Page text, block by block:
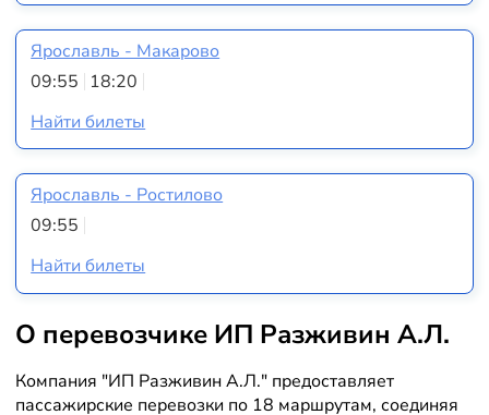
Ярославль - Макарово
09:55 18:20
Найти билеты
Ярославль - Ростилово
09:55
Найти билеты
О перевозчике ИП Разживин А.Л.
Компания "ИП Разживин А.Л." предоставляет
пассажирские перевозки по 18 маршрутам, соединяя